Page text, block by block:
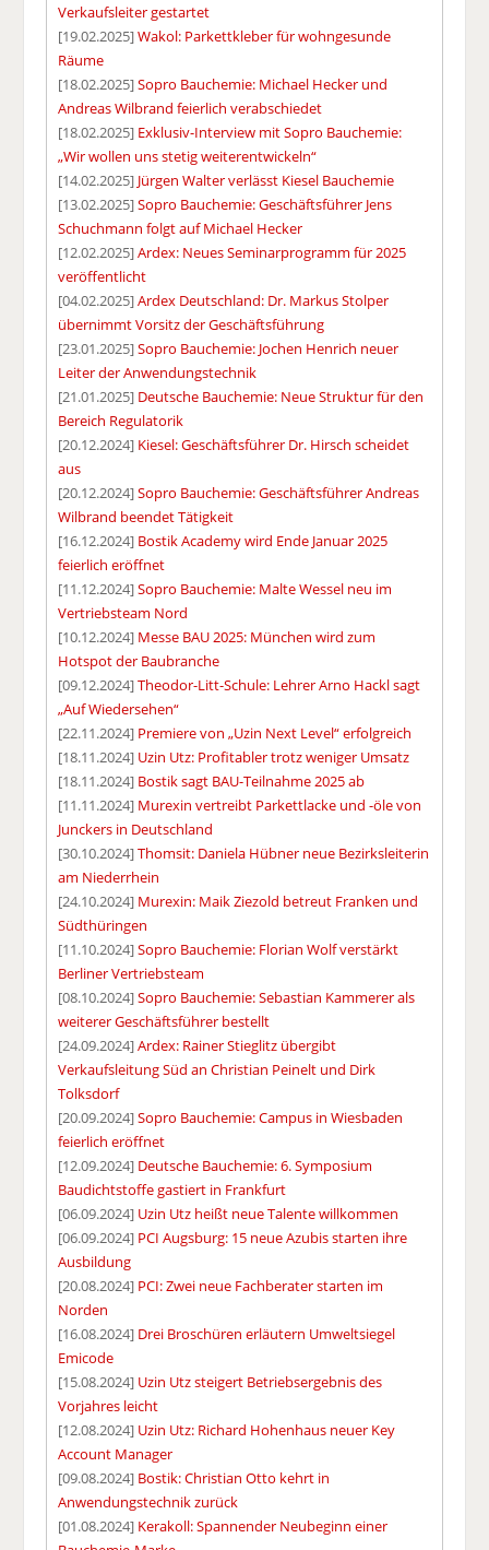
Verkaufsleiter gestartet
[19.02.2025]Wakol: Parkettkleber für wohngesunde
Räume
[18.02.2025]Sopro Bauchemie: Michael Hecker und
Andreas Wilbrand feierlich verabschiedet
[18.02.2025] Exklusiv-Interview mit Sopro Bauchemie:
„Wir wollen uns stetig weiterentwickeln“
[14.02.2025] Jürgen Walter verlässt Kiesel Bauchemie
[13.02.2025]Sopro Bauchemie: Geschäftsführer Jens
Schuchmann folgt auf Michael Hecker
[12.02.2025]Ardex: Neues Seminarprogramm für 2025
veröffentlicht
[04.02.2025]Ardex Deutschland: Dr. Markus Stolper
übernimmt Vorsitz der Geschäftsführung
[23.01.2025]Sopro Bauchemie: Jochen Henrich neuer
Leiter der Anwendungstechnik
[21.01.2025] Deutsche Bauchemie: Neue Struktur für den
Bereich Regulatorik
[20.12.2024] Kiesel: Geschäftsführer Dr. Hirsch scheidet
aus
[20.12.2024]Sopro Bauchemie: Geschäftsführer Andreas
Wilbrand beendet Tätigkeit
[16.12.2024] Bostik Academy wird Ende Januar 2025
feierlich eröffnet
[11.12.2024]Sopro Bauchemie: Malte Wessel neu im
Vertriebsteam Nord
[10.12.2024] Messe BAU 2025: München wird zum
Hotspot der Baubranche
[09.12.2024]Theodor-Litt-Schule: Lehrer Arno Hackl sagt
„Auf Wiedersehen“
[22.11.2024] Premiere von „Uzin Next Level“ erfolgreich
[18.11.2024] Uzin Utz: Profitabler trotz weniger Umsatz
[18.11.2024] Bostik sagt BAU-Teilnahme 2025 ab
[11.11.2024] Murexin vertreibt Parkettlacke und -öle von
Junckers in Deutschland
[30.10.2024]Thomsit: Daniela Hübner neue Bezirksleiterin
am Niederrhein
[24.10.2024] Murexin: Maik Ziezold betreut Franken und
Südthüringen
[11.10.2024]Sopro Bauchemie: Florian Wolf verstärkt
Berliner Vertriebsteam
[08.10.2024]Sopro Bauchemie: Sebastian Kammerer als
weiterer Geschäftsführer bestellt
[24.09.2024]Ardex: Rainer Stieglitz übergibt
Verkaufsleitung Süd an Christian Peinelt und Dirk
Tolksdorf
[20.09.2024]Sopro Bauchemie: Campus in Wiesbaden
feierlich eröffnet
[12.09.2024] Deutsche Bauchemie: 6. Symposium
Baudichtstoffe gastiert in Frankfurt
[06.09.2024] Uzin Utz heißt neue Talente willkommen
[06.09.2024] PCI Augsburg: 15 neue Azubis starten ihre
Ausbildung
[20.08.2024] PCI: Zwei neue Fachberater starten im
Norden
[16.08.2024] Drei Broschüren erläutern Umweltsiegel
Emicode
[15.08.2024] Uzin Utz steigert Betriebsergebnis des
Vorjahres leicht
[12.08.2024] Uzin Utz: Richard Hohenhaus neuer Key
Account Manager
[09.08.2024] Bostik: Christian Otto kehrt in
Anwendungstechnik zurück
[01.08.2024] Kerakoll: Spannender Neubeginn einer